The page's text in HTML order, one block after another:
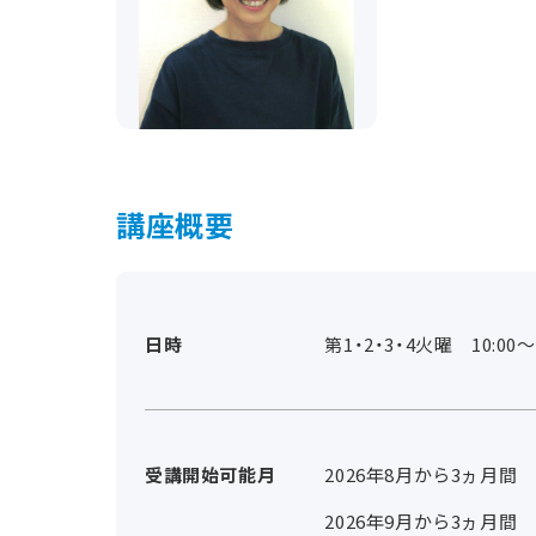
講座概要
日時 第1・2・3・4火曜 10:00
受講開始可能月
2026年8月から3ヵ月間
2026年9月から3ヵ月間